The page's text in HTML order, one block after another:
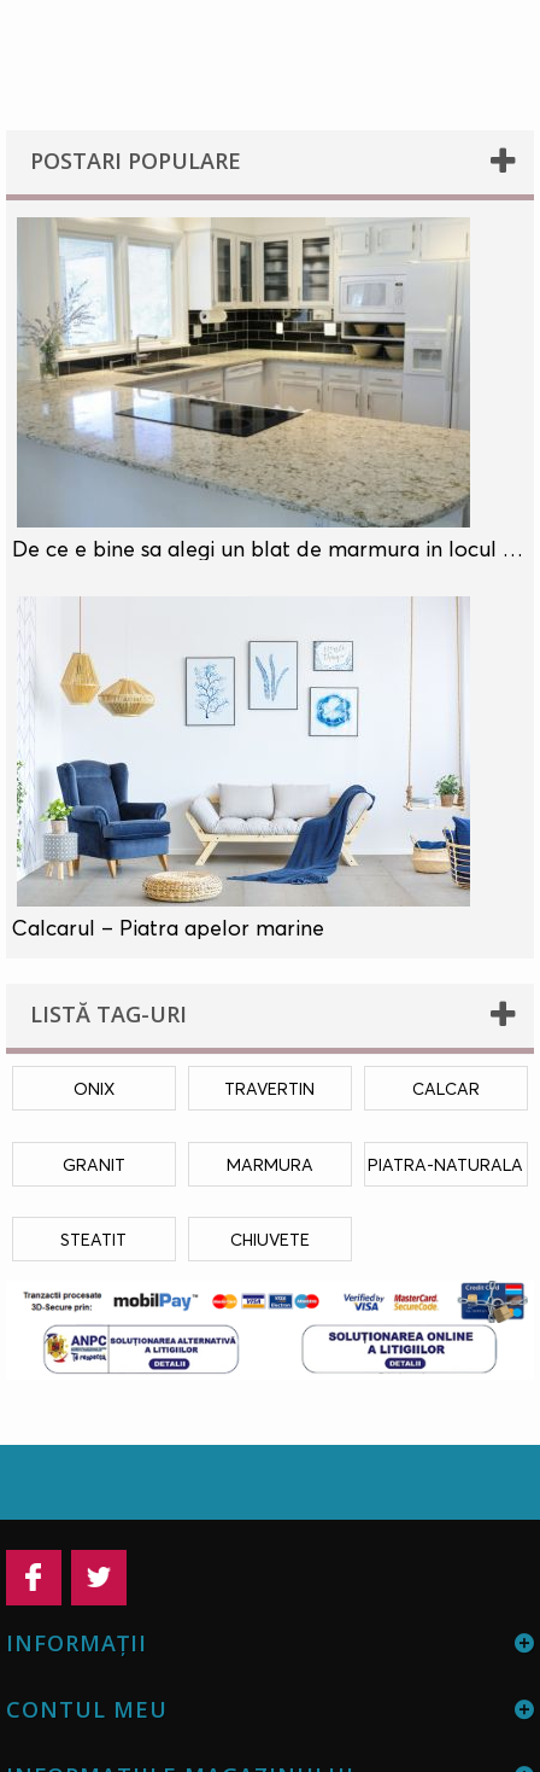
POSTARI POPULARE
De ce e bine sa alegi un blat de marmura in locul unui blat laminat?
Calcarul – Piatra apelor marine
LISTĂ TAG-URI
ONIX TRAVERTIN CALCAR
GRANIT MARMURA PIATRA-NATURALA
STEATIT CHIUVETE
INFORMAŢII
CONTUL MEU